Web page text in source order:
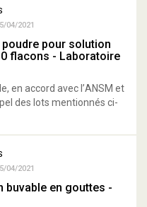
04/2021
pour solution
flacons - Laboratoire
en accord avec l’ANSM et
des lots mentionnés ci-
04/2021
buvable en gouttes -